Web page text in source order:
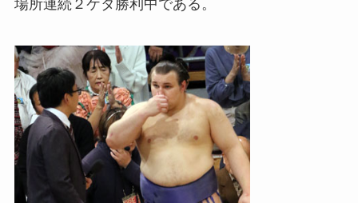
場所連続２ケタ勝利中である。